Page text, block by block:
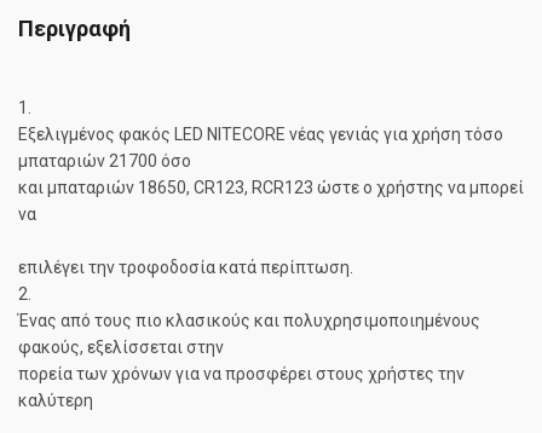
Περιγραφή
1.
Εξελιγμένος φακός LED NITECORE νέας γενιάς για χρήση τόσο
μπαταριών 21700 όσο
και μπαταριών 18650, CR123, RCR123 ώστε ο χρήστης να μπορεί
να
επιλέγει την τροφοδοσία κατά περίπτωση.
2.
Ένας από τους πιο κλασικούς και πολυχρησιμοποιημένους
φακούς, εξελίσσεται στην
πορεία των χρόνων για να προσφέρει στους χρήστες την
καλύτερη